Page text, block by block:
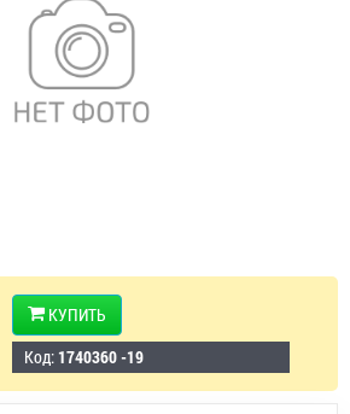
КУПИТЬ
Код: 1740360 -19